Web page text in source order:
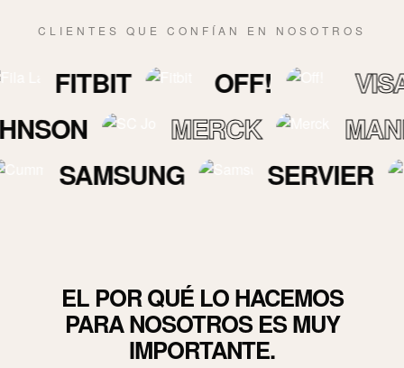
CLIENTES QUE CONFÍAN EN NOSOTROS
OFF!
VISA
MERCK
SERVIER
EL POR QUÉ LO HACEMOS
PARA NOSOTROS ES MUY
IMPORTANTE.